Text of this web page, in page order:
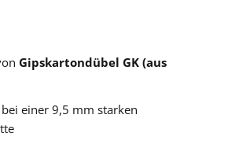
Gipskartondübel GK (aus
einer 9,5 mm starken